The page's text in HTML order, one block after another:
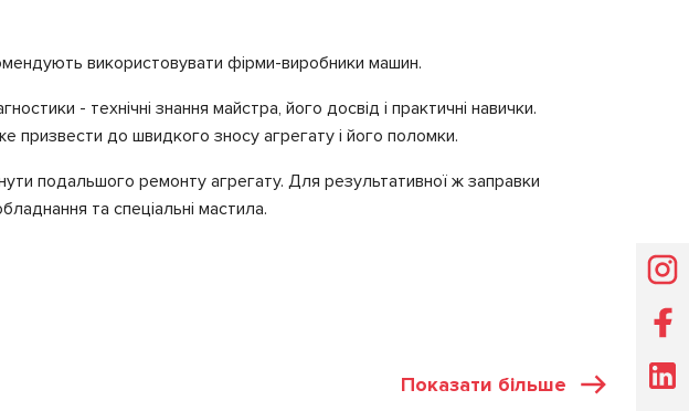
використовувати фірми-виробники машин.
- технічні знання майстра, його досвід і практичні навички.
призвести до швидкого зносу агрегату і його поломки.
подальшого ремонту агрегату. Для результативної ж заправки
та спеціальні мастила.
Показати більше